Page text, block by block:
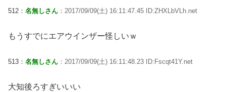
512： 名無しさん ：2017/09/09(土) 16:11:47.45 ID:ZHXLbVLh.net
もうすでにエアウインザー怪しいｗ
513： 名無しさん ：2017/09/09(土) 16:11:48.23 ID:Fscqt41Y.net
大知後ろすぎいいい